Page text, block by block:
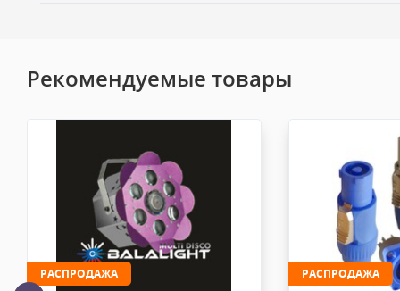
Доставка пешим курьером осуществляется курьером
службой после 100% предоплаты. Вес заказа не более 6 кг,
Доставка автотранспортом по Москве и за МКАД
Доставка личным автотранспортом осуществляется по
МКАД после 100% предоплаты. Вес заказа не более 100 кг,
110х90х80 см. Сроки доставки 2-4 рабочих дня. Стоимость
рублей. Документы отправляем с заказом или по ЭДО.
Доставка по Москве, МО и России - EMS ПОЧТА РОССИИ
Комментарий к отзыву
Рекомендуемые товары
РАСПРОДАЖА РАСПРОДАЖА